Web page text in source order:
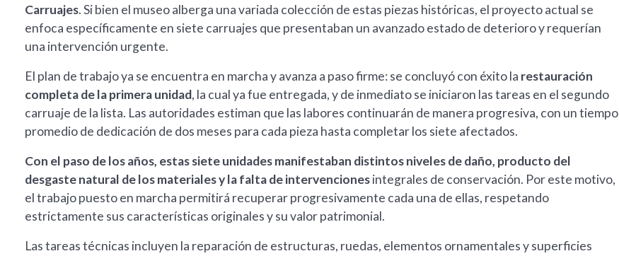
Carruajes. Si bien el museo alberga una variada colección de estas piezas históricas, el proyecto actual se
enfoca específicamente en siete carruajes que presentaban un avanzado estado de deterioro y requerían
una intervención urgente.
El plan de trabajo ya se encuentra en marcha y avanza a paso firme: se concluyó con éxito la restauración
completa de la primera unidad, la cual ya fue entregada, y de inmediato se iniciaron las tareas en el segundo
carruaje de la lista. Las autoridades estiman que las labores continuarán de manera progresiva, con un tiempo
promedio de dedicación de dos meses para cada pieza hasta completar los siete afectados.
Con el paso de los años, estas siete unidades manifestaban distintos niveles de daño, producto del
desgaste natural de los materiales y la falta de intervencionesintegrales de conservación. Por este motivo,
el trabajo puesto en marcha permitirá recuperar progresivamente cada una de ellas, respetando
estrictamente sus características originales y su valor patrimonial.
Las tareas técnicas incluyen la reparación de estructuras, ruedas, elementos ornamentales y superficies